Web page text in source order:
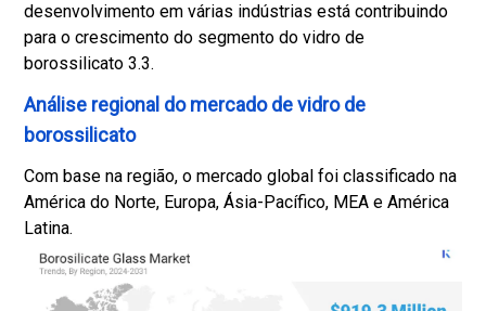
desenvolvimento em várias indústrias está contribuindo
para o crescimento do segmento do vidro de
borossilicato 3.3.
Análise regional do mercado de vidro de
borossilicato
Com base na região, o mercado global foi classificado na
América do Norte, Europa, Ásia-Pacífico, MEA e América
Latina.